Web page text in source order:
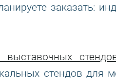
заказать:
выставочных
стендов для